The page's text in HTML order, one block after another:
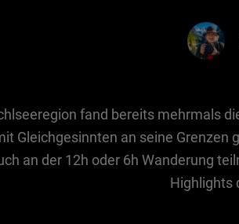
fand bereits mehrmals
Gleichgesinnten an seine Grenzen
an der 12h oder 6h Wanderung
Highlights